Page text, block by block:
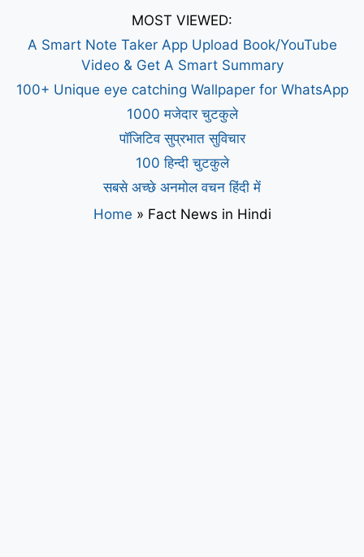
MOST VIEWED:
A Smart Note Taker App Upload Book/YouTube
Video & Get A Smart Summary
100+ Unique eye catching Wallpaper for WhatsApp
1000 मजेदार चुटकुले
पॉजिटिव सुप्रभात सुविचार
100 हिन्दी चुटकुले
सबसे अच्छे अनमोल वचन हिंदी में
Home » Fact News in Hindi